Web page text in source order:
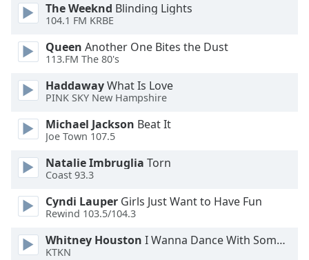
Background
Area
Background
Color
The Weeknd Blinding Lights
104.1 FM KRBE
Queen Another One Bites the Dust
113.FM The 80's
HaddawayWhat Is Love
PINK SKY New Hampshire
Michael Jackson Beat It
Joe Town 107.5
Natalie Imbruglia Torn
Coast 93.3
Cyndi Lauper Girls Just Want to Have Fun
Rewind 103.5/104.3
Whitney Houston I Wanna Dance With Somebody
KTKN